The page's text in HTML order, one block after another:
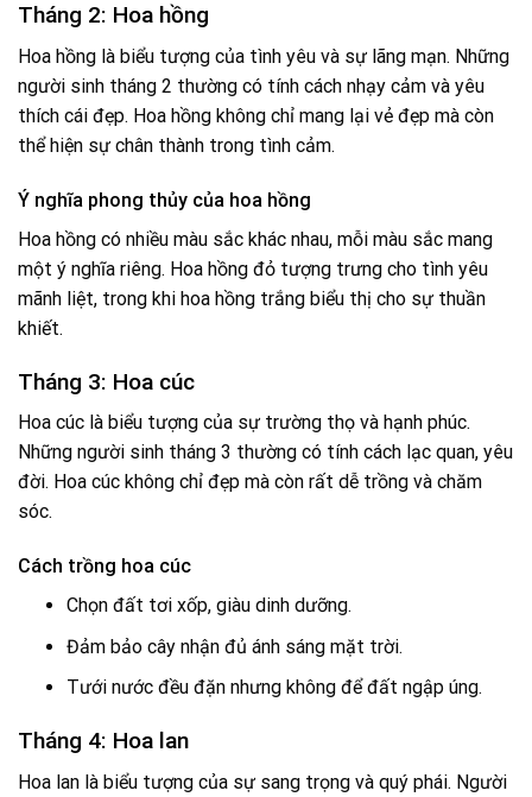
Tháng 2: Hoa hồng
Hoa hồng là biểu tượng của tình yêu và sự lãng mạn. Những
người sinh tháng 2 thường có tính cách nhạy cảm và yêu
thích cái đẹp. Hoa hồng không chỉ mang lại vẻ đẹp mà còn
thể hiện sự chân thành trong tình cảm.
Ý nghĩa phong thủy của hoa hồng
Hoa hồng có nhiều màu sắc khác nhau, mỗi màu sắc mang
một ý nghĩa riêng. Hoa hồng đỏ tượng trưng cho tình yêu
mãnh liệt, trong khi hoa hồng trắng biểu thị cho sự thuần
khiết.
Tháng 3: Hoa cúc
Hoa cúc là biểu tượng của sự trường thọ và hạnh phúc.
Những người sinh tháng 3 thường có tính cách lạc quan, yêu
đời. Hoa cúc không chỉ đẹp mà còn rất dễ trồng và chăm
sóc.
Cách trồng hoa cúc
Chọn đất tơi xốp, giàu dinh dưỡng.
Đảm bảo cây nhận đủ ánh sáng mặt trời.
Tưới nước đều đặn nhưng không để đất ngập úng.
Tháng 4: Hoa lan
Hoa lan là biểu tượng của sự sang trọng và quý phái. Người